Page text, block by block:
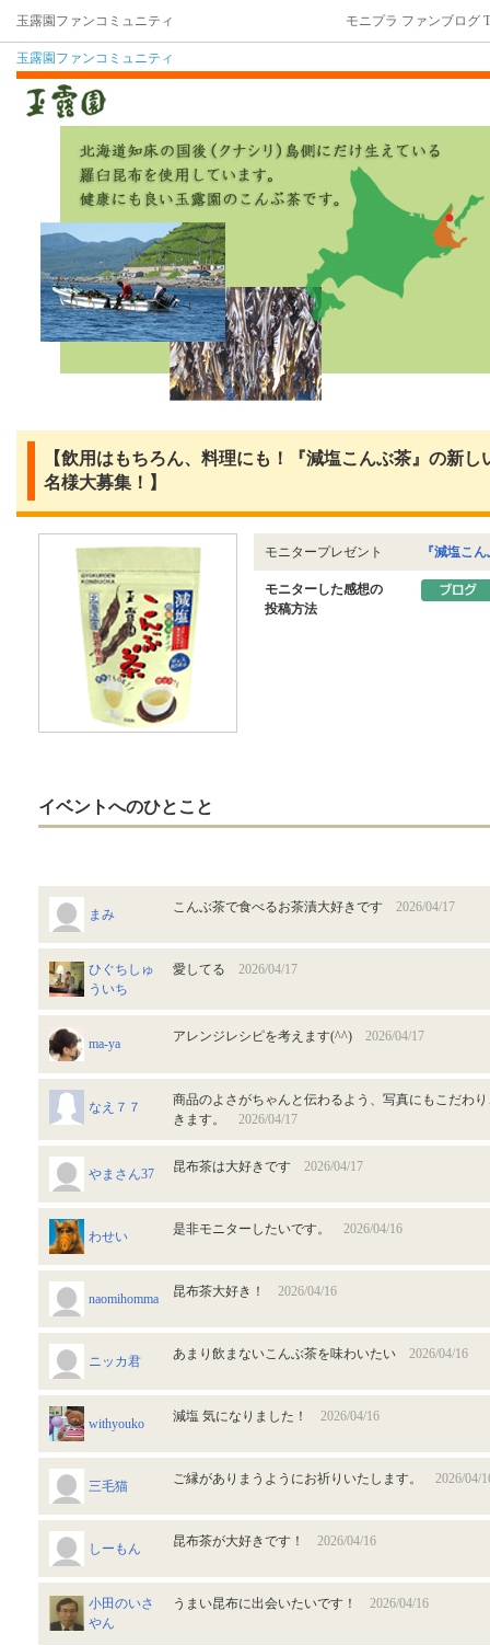
玉露園ファンコミュニティ モニプラ ファンブログ
玉露園ファンコミュニティ
【飲用はもちろん、料理にも！『減塩こんぶ茶』の新
名様大募集！】
モニタープレゼント 『減塩こ
モニターした感想の
投稿方法
イベントへのひとこと
まみ こんぶ茶で食べるお茶漬大好きです 2026/04/17
ひぐちしゅ
ういち
愛してる 2026/04/17
ma-ya アレンジレシピを考えます(^^) 2026/04/17
なえ７７
商品のよさがちゃんと伝わるよう、写真にもこだわ
きます。 2026/04/17
やまさん37 昆布茶は大好きです 2026/04/17
わせい 是非モニターしたいです。 2026/04/16
naomihomma 昆布茶大好き！ 2026/04/16
ニッカ君 あまり飲まないこんぶ茶を味わいたい 2026/04/16
withyouko 減塩 気になりました！ 2026/04/16
三毛猫 ご縁がありまうようにお祈りいたします。 2026/04/
しーもん 昆布茶が大好きです！ 2026/04/16
小田のいさ
やん
うまい昆布に出会いたいです！ 2026/04/16